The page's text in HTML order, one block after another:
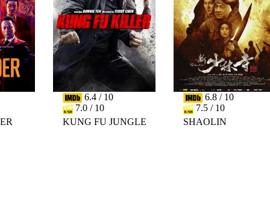
6.4 / 10
7.0 / 10
KUNG FU JUNGLE
6.8 / 10
7.5 / 10
SHAOLIN